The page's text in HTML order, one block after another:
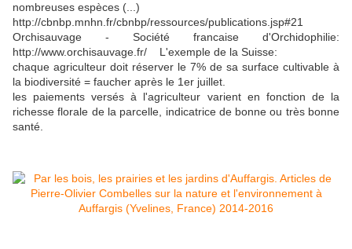
nombreuses espèces (...)
http://cbnbp.mnhn.fr/cbnbp/ressources/publications.jsp#21
Orchisauvage - Société francaise d'Orchidophilie:
http://www.orchisauvage.fr/ L'exemple de la Suisse:
chaque agriculteur doit réserver le 7% de sa surface cultivable à
la biodiversité = faucher après le 1er juillet.
les paiements versés à l'agriculteur varient en fonction de la
richesse florale de la parcelle, indicatrice de bonne ou très bonne
santé.